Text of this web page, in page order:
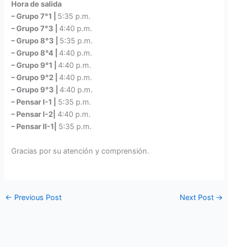
Hora de salida
– Grupo 7°1 | 5:35 p.m.
– Grupo 7°3 | 4:40 p.m.
– Grupo 8°3 | 5:35 p.m.
– Grupo 8°4 | 4:40 p.m.
– Grupo 9°1 | 4:40 p.m.
– Grupo 9°2 | 4:40 p.m.
– Grupo 9°3 | 4:40 p.m.
– Pensar I-1 |
5:35 p.m.
– Pensar I-2| 4:40 p.m.
– Pensar II-1|
5:35 p.m.
Gracias por su atención y comprensión.
← Previous Post Next Post →